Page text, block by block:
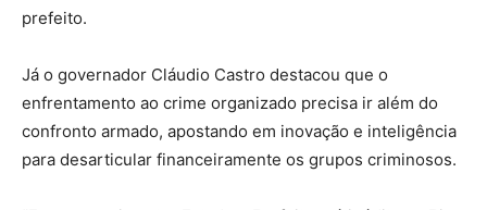
prefeito.
Já o governador Cláudio Castro destacou que o
enfrentamento ao crime organizado precisa ir além do
confronto armado, apostando em inovação e inteligência
para desarticular financeiramente os grupos criminosos.